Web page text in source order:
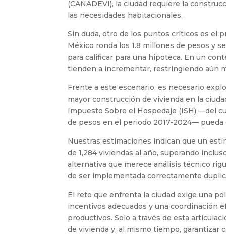
(CANADEVI), la ciudad requiere la
las necesidades habitacionales.
Sin duda, otro de los puntos críticos es el
México ronda los 1.8 millones de pesos y
para calificar para una hipoteca. En un
tienden a incrementar, restringiendo aún
Frente a este escenario, es necesario
mayor construcción de vivienda en la
Impuesto Sobre el Hospedaje (ISH) —del
de pesos en el periodo 2017-2024—
Nuestras estimaciones indican que un
de 1,284 viviendas al año, superando
alternativa que merece análisis técnico
de ser implementada correctamente
El reto que enfrenta la ciudad exige una
incentivos adecuados y una coordinación
productivos. Solo a través de esta
de vivienda y, al mismo tiempo, garantizar